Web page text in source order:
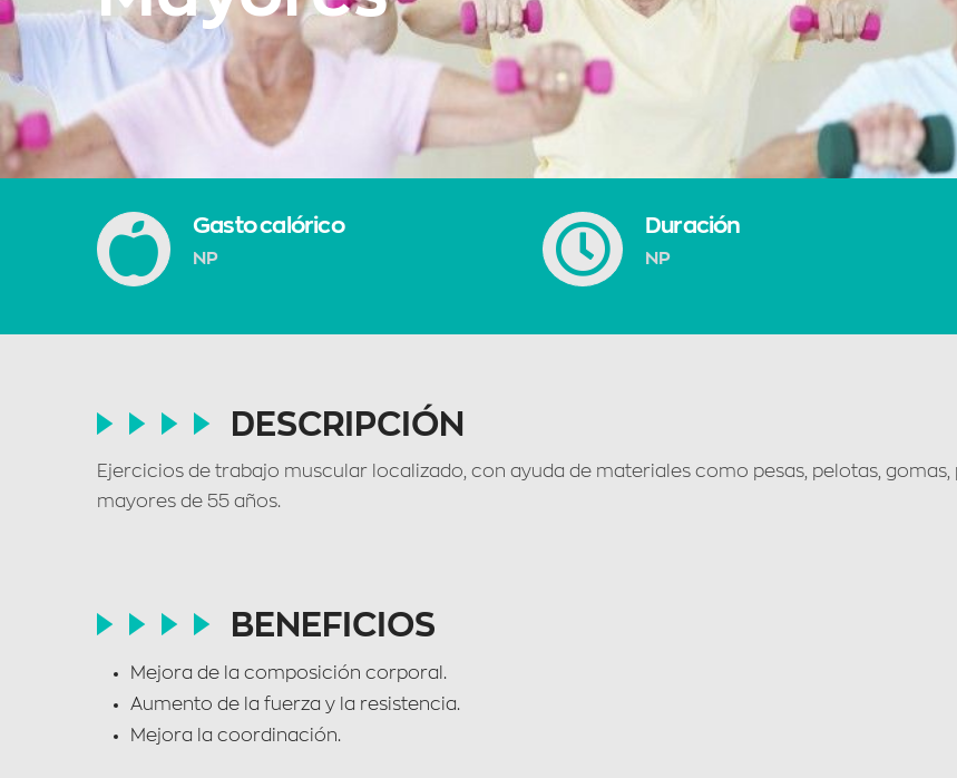
Gasto calórico
NP
Duración
NP
DESCRIPCIÓN
Ejercicios de trabajo muscular localizado, con ayuda de materiales como pesas, pelotas,
mayores de 55 años.
BENEFICIOS
Mejora de la composición corporal.
Aumento de la fuerza y la resistencia.
Mejora la coordinación.